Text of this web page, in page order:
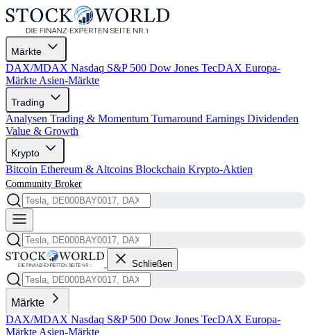
Märkte
DAX/MDAX Nasdaq S&P 500 Dow Jones TecDAX Europa-
Märkte Asien-Märkte
Trading
Analysen Trading & Momentum Turnaround Earnings Dividenden
Value & Growth
Krypto
Bitcoin Ethereum & Altcoins Blockchain Krypto-Aktien
Community Broker
Schließen
Märkte
DAX/MDAX Nasdaq S&P 500 Dow Jones TecDAX Europa-
Märkte Asien-Märkte